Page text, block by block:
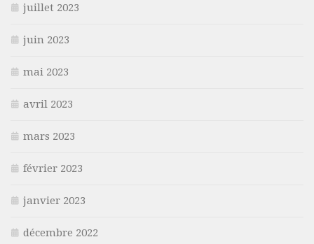
juillet 2023
juin 2023
mai 2023
avril 2023
mars 2023
février 2023
janvier 2023
décembre 2022